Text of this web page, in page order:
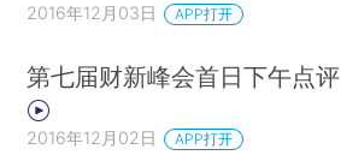
2016年12月03日 APP打开
第七届财新峰会首日下午点评
2016年12月02日 APP打开